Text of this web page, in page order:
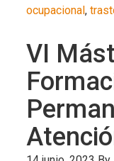
ocupacional,
VI